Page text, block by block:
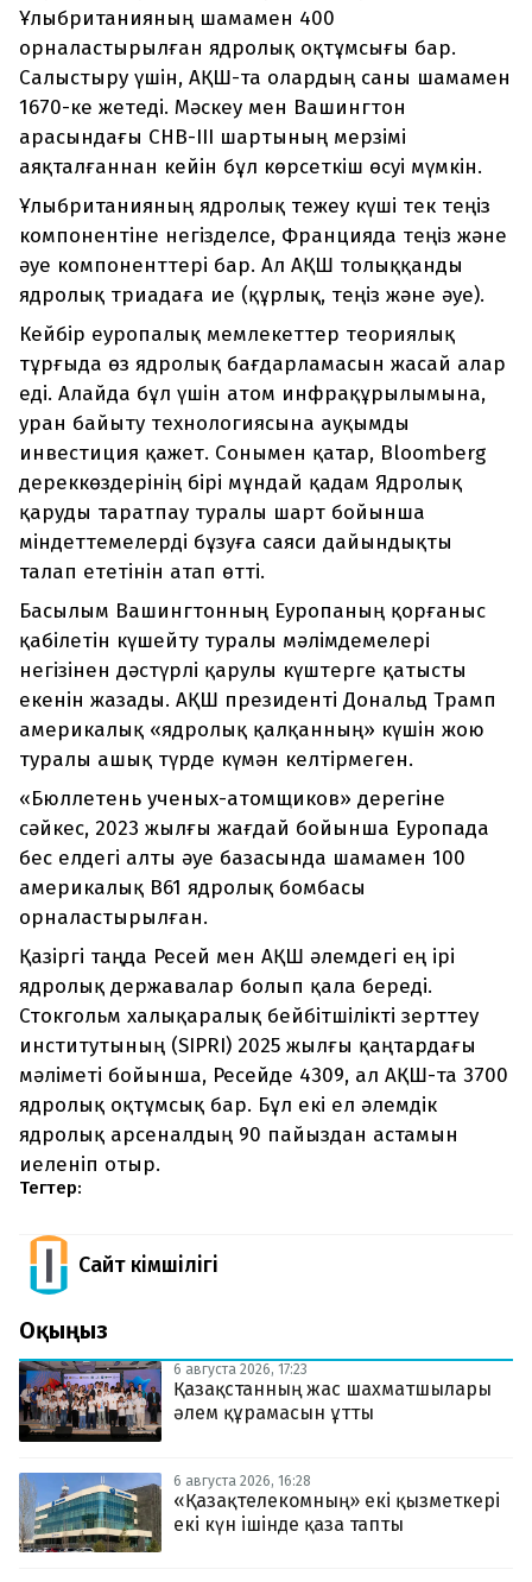
Ұлыбританияның шамамен 400
орналастырылған ядролық оқтұмсығы бар.
Салыстыру үшін, АҚШ-та олардың саны шамамен
1670-ке жетеді. Мәскеу мен Вашингтон
арасындағы СНВ-III шартының мерзімі
аяқталғаннан кейін бұл көрсеткіш өсуі мүмкін.
Ұлыбританияның ядролық тежеу күші тек теңіз
компонентіне негізделсе, Францияда теңіз және
әуе компоненттері бар. Ал АҚШ толыққанды
ядролық триадаға ие (құрлық, теңіз және әуе).
Кейбір еуропалық мемлекеттер теориялық
тұрғыда өз ядролық бағдарламасын жасай алар
еді. Алайда бұл үшін атом инфрақұрылымына,
уран байыту технологиясына ауқымды
инвестиция қажет. Сонымен қатар, Bloomberg
дереккөздерінің бірі мұндай қадам Ядролық
қаруды таратпау туралы шарт бойынша
міндеттемелерді бұзуға саяси дайындықты
талап ететінін атап өтті.
Басылым Вашингтонның Еуропаның қорғаныс
қабілетін күшейту туралы мәлімдемелері
негізінен дәстүрлі қарулы күштерге қатысты
екенін жазады. АҚШ президенті Дональд Трамп
америкалық «ядролық қалқанның» күшін жою
туралы ашық түрде күмән келтірмеген.
«Бюллетень ученых-атомщиков» дерегіне
сәйкес, 2023 жылғы жағдай бойынша Еуропада
бес елдегі алты әуе базасында шамамен 100
америкалық B61 ядролық бомбасы
орналастырылған.
Қазіргі таңда Ресей мен АҚШ әлемдегі ең ірі
ядролық державалар болып қала береді.
Стокгольм халықаралық бейбітшілікті зерттеу
институтының (SIPRI) 2025 жылғы қаңтардағы
мәліметі бойынша, Ресейде 4309, ал АҚШ-та 3700
ядролық оқтұмсық бар. Бұл екі ел әлемдік
ядролық арсеналдың 90 пайыздан астамын
иеленіп отыр.
Тегтер:
Сайт Әкімшілігі
Оқыңыз
6 августа 2026, 17:23
Қазақстанның жас шахматшылары
әлем құрамасын ұтты
6 августа 2026, 16:28
«Қазақтелекомның» екі қызметкері
екі күн ішінде қаза тапты